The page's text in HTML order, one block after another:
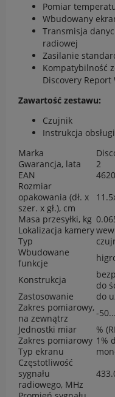
Pomiar
Wbudowany
Transmisja
radiowej
Zasilanie
Kompatybilność
Discovery Report
Zawartość zestawu:
Czujnik
Instrukcja
Marka
Gwarancja, lata
2
EAN
Rozmiar
opakowania (dł. x
szer. x gł.), cm
Masa przesyłki, kg
Lokalizacja kamery
Typ
Wbudowane
funkcje
Konstrukcja
do
Zastosowanie
do
Zakres pomiarowy,
na zewnątrz
-
Jednostki miar
%
Zakres pomiarowy 1%
Typ ekranu
Częstotliwość
sygnału
radiowego, MHz